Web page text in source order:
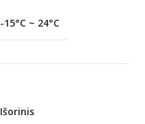
-15°C ~ 24°C
Išorinis